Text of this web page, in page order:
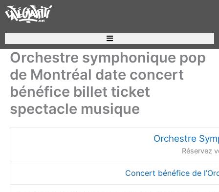
Aller
au
Orchestre symphonique pop
de Montréal date concert
bénéfice billet ticket
spectacle musique
Orchestre
Réservez
Concert bénéfice de